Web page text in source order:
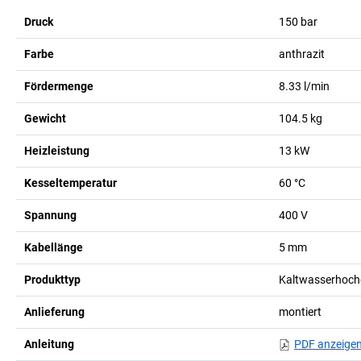
Druck 150 bar
Farbe anthrazit
Fördermenge 8.33 l/min
Gewicht 104.5 kg
Heizleistung 13 kW
Kesseltemperatur 60 °C
Spannung 400 V
Kabellänge 5 mm
Produkttyp
Anlieferung montiert
Anleitung PDF anzeigen